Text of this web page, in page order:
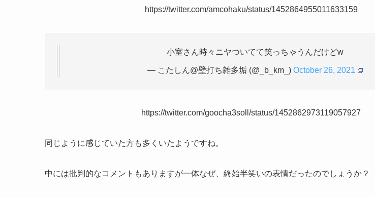
https://twitter.com/amcohaku/status/1452864955011633159
小室さん時々ニヤついてて笑っちゃうんだけどw
— こたしん@壁打ち雑多垢 (@_b_km_)October 26, 2021
https://twitter.com/goocha3soll/status/1452862973119057927
同じように感じていた方も多くいたようですね。
中には批判的なコメントもありますが一体なぜ、終始半笑いの表情だったのでしょうか？